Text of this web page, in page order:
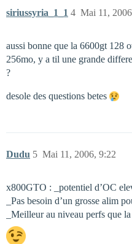
siriussyria_1_1 Mai 11,
4
aussi bonne que la 6600gt 128
256mo, y a til une grande
?
desole des questions betes
Dudu Mai 11, 2006, 9:22
5
x800GTO : _potentiel d’OC
_Pas besoin d’un grosse alim
_Meilleur au niveau perfs que